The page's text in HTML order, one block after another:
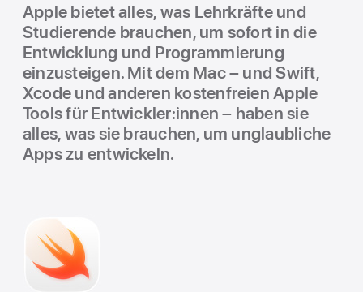
Apple bietet alles, was Lehrkräfte und
Studierende brauchen, um sofort in die
Entwicklung und Program­mierung
einzusteigen. Mit dem Mac – und Swift,
Xcode und anderen kostenfreien Apple
Tools für Ent­wickler:innen – haben sie
alles, was sie brauchen, um unglaubliche
Apps zu entwickeln.